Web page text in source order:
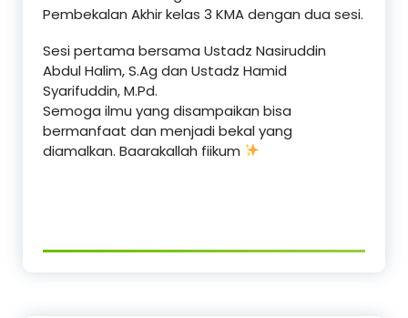
Pembekalan Akhir kelas 3 KMA dengan dua sesi.
Sesi pertama bersama Ustadz Nasiruddin
Abdul Halim, S.Ag dan Ustadz Hamid
Syarifuddin, M.Pd.
Semoga ilmu yang disampaikan bisa
bermanfaat dan menjadi bekal yang
diamalkan. Baarakallah fiikum